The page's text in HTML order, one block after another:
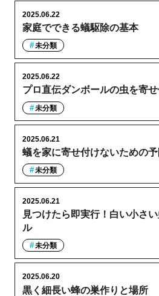
家庭でできる蟻駆除の基本
2025.06.22
未分類
プロ直伝ダンボールの虫を寄
2025.06.22
未分類
蟻を家に寄せ付けないための
2025.06.21
未分類
見つけたら即実行！白い小さ
ル
2025.06.21
未分類
黒く細長い蜂の巣作りと場所
2025.06.20